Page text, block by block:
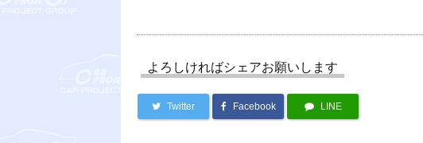
よろしければシェアお願いします
Twitter Facebook LINE